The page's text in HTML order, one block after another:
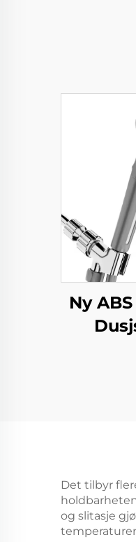
Ny
Det tilbyr
og slitasje